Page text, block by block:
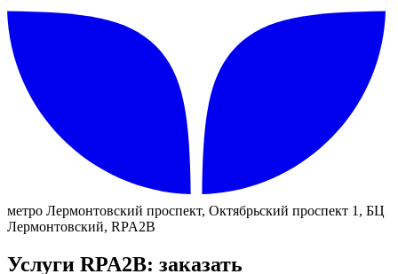
метро Лермонтовский проспект, Октябрьский проспект 1, БЦ
Лермонтовский, RPA2B
Услуги RPA2B: заказать